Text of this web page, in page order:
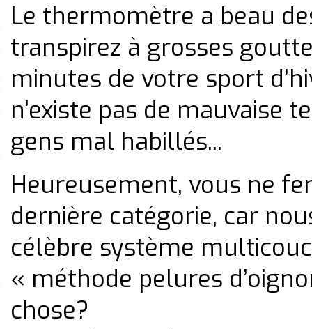
Le thermomètre a beau
transpirez à grosses
minutes de votre sport
n’existe pas de mauvaise
gens mal habillés...
Heureusement, vous ne
dernière catégorie, car
célèbre système
« méthode pelures
chose?